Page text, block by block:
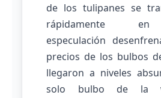
de los tulipanes se
rápidamente
especulación
precios de los bulbos
llegaron a niveles
solo bulbo de la